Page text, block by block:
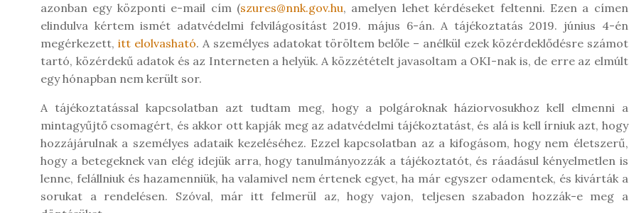
azonban egy központi e-mail cím (szures@nnk.gov.hu, amelyen lehet kérdéseket feltenni. Ezen a címen
elindulva kértem ismét adatvédelmi felvilágosítást 2019. május 6-án. A tájékoztatás 2019. június 4-én
megérkezett, itt elolvasható. A személyes adatokat töröltem belőle – anélkül ezek közérdeklődésre számot
tartó, közérdekű adatok és az Interneten a helyük. A közzétételt javasoltam a OKI-nak is, de erre az elmúlt
egy hónapban nem került sor.
A tájékoztatással kapcsolatban azt tudtam meg, hogy a polgároknak háziorvosukhoz kell elmenni a
mintagyűjtő csomagért, és akkor ott kapják meg az adatvédelmi tájékoztatást, és alá is kell írniuk azt, hogy
hozzájárulnak a személyes adataik kezeléséhez. Ezzel kapcsolatban az a kifogásom, hogy nem életszerű,
hogy a betegeknek van elég idejük arra, hogy tanulmányozzák a tájékoztatót, és ráadásul kényelmetlen is
lenne, felállniuk és hazamenniük, ha valamivel nem értenek egyet, ha már egyszer odamentek, és kivárták a
sorukat a rendelésen. Szóval, már itt felmerül az, hogy vajon, teljesen szabadon hozzák-e meg a